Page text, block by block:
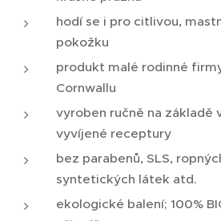
hodí se i pro citlivou,
pokožku
produkt malé rodinné
Cornwallu
vyroben ručně na základě
vyvíjené receptury
bez parabenů, SLS,
syntetických látek atd.
ekologické balení; 100%